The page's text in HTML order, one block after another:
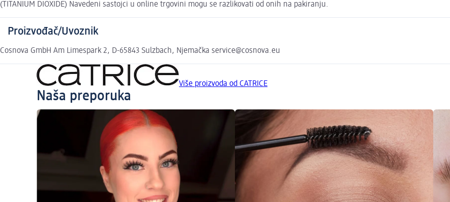
(TITANIUM DIOXIDE) Navedeni sastojci u online trgovini mogu se razlikovati od onih na pakiranju.
Proizvođač/Uvoznik
Cosnova GmbH Am Limespark 2, D-65843 Sulzbach, Njemačka service@cosnova.eu
Više proizvoda od CATRICE
Naša preporuka